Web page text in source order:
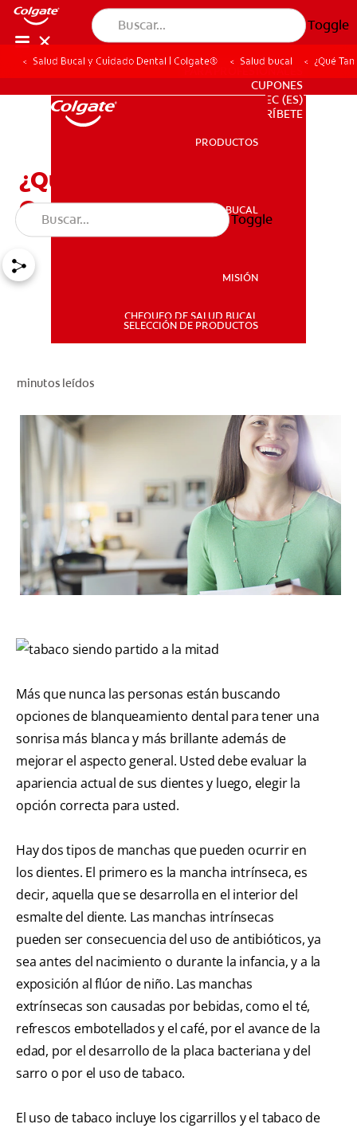
Toggle
SALUD BUCAL
PARA PROFESIONALES
CUPONES
EC (ES)
SUSCRÍBETE
PARA PROFESIONALES
CUPONES
EC (ES)
SUSCRÍBETE
PRODUCTOS
SALUD BUCAL
MISIÓN
CHEQUEO DE SALUD BUCAL
SELECCIÓN DE PRODUCTOS
Toggle
Salud Bucal y Cuidado Dental | Colgate® Salud bucal ¿Qué
¿Qué Tan Blancos Pueden
Quedar Mis Dientes?
minutos leídos
Más que nunca las personas están buscando
opciones de blanqueamiento dental para tener una
sonrisa más blanca y más brillante además de
mejorar el aspecto general. Usted debe evaluar la
apariencia actual de sus dientes y luego, elegir la
opción correcta para usted.
Hay dos tipos de manchas que pueden ocurrir en
los dientes. El primero es la mancha intrínseca, es
decir, aquella que se desarrolla en el interior del
esmalte del diente. Las manchas intrínsecas
pueden ser consecuencia del uso de antibióticos, ya
sea antes del nacimiento o durante la infancia, y a la
exposición al flúor de niño. Las manchas
extrínsecas son causadas por bebidas, como el té,
refrescos embotellados y el café, por el avance de la
edad, por el desarrollo de la placa bacteriana y del
sarro o por el uso de tabaco.
El uso de tabaco incluye los cigarrillos y el tabaco de